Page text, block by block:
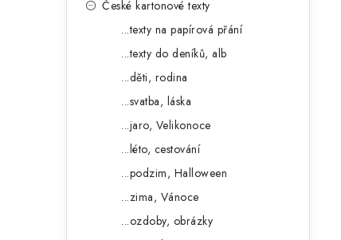
České kartonové texty
...texty na papírová přání
...texty do deníků, alb
...děti, rodina
...svatba, láska
...jaro, Velikonoce
...léto, cestování
...podzim, Halloween
...zima, Vánoce
...ozdoby, obrázky